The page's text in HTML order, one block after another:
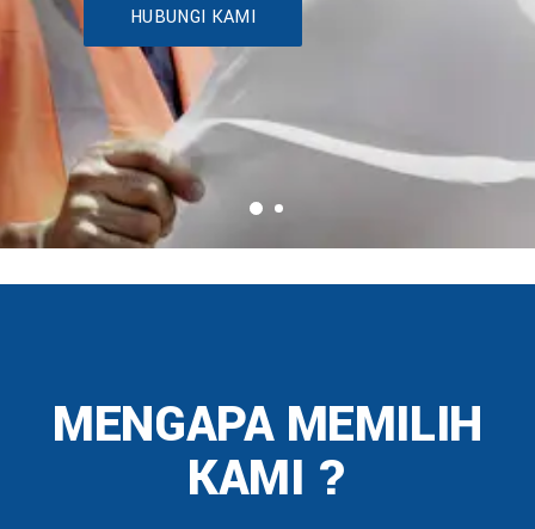
HUBUNGI KAMI
MENGAPA MEMILIH
KAMI ?